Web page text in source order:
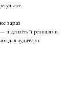
зараз
підсиліть її реакціями.
для аудиторії.